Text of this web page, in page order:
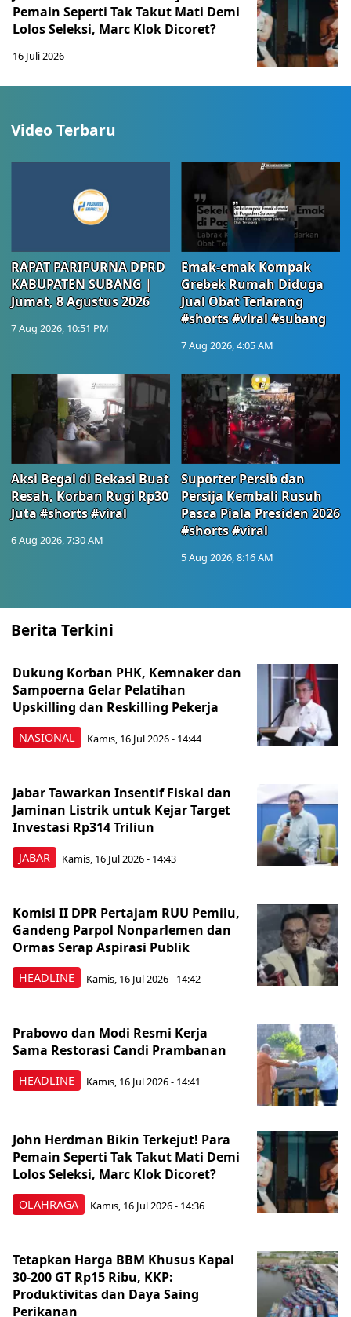
Pemain Seperti Tak Takut Mati Demi
Lolos Seleksi, Marc Klok Dicoret?
16 Juli 2026
Video Terbaru
RAPAT PARIPURNA DPRD
KABUPATEN SUBANG |
Jumat, 8 Agustus 2026
7 Aug 2026, 10:51 PM
Emak-emak Kompak
Grebek Rumah Diduga
Jual Obat Terlarang
#shorts #viral #subang
7 Aug 2026, 4:05 AM
Aksi Begal di Bekasi Buat
Resah, Korban Rugi Rp30
Juta #shorts #viral
6 Aug 2026, 7:30 AM
Suporter Persib dan
Persija Kembali Rusuh
Pasca Piala Presiden 2026
#shorts #viral
5 Aug 2026, 8:16 AM
Berita Terkini
NASIONAL
Dukung Korban PHK, Kemnaker dan
Sampoerna Gelar Pelatihan
Upskilling dan Reskilling Pekerja
Kamis, 16 Jul 2026 - 14:44
JABAR
Jabar Tawarkan Insentif Fiskal dan
Jaminan Listrik untuk Kejar Target
Investasi Rp314 Triliun
Kamis, 16 Jul 2026 - 14:43
HEADLINE
Komisi II DPR Pertajam RUU Pemilu,
Gandeng Parpol Nonparlemen dan
Ormas Serap Aspirasi Publik
Kamis, 16 Jul 2026 - 14:42
HEADLINE
Prabowo dan Modi Resmi Kerja
Sama Restorasi Candi Prambanan
Kamis, 16 Jul 2026 - 14:41
OLAHRAGA
John Herdman Bikin Terkejut! Para
Pemain Seperti Tak Takut Mati Demi
Lolos Seleksi, Marc Klok Dicoret?
Kamis, 16 Jul 2026 - 14:36
Tetapkan Harga BBM Khusus Kapal
30-200 GT Rp15 Ribu, KKP:
Produktivitas dan Daya Saing
Perikanan